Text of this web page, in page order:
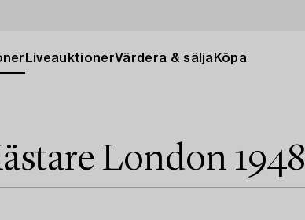
LiveauktionerVärdera & sälja Köpa
London 1948